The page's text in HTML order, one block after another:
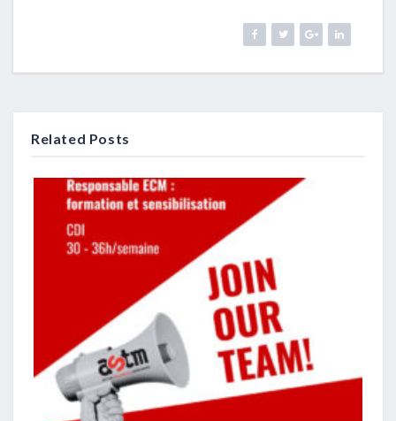
Related Posts